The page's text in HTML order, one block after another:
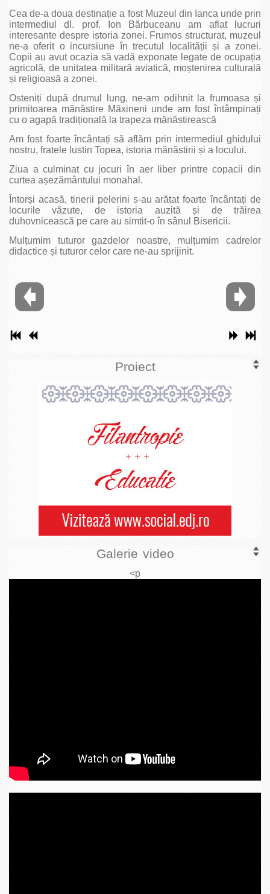
Cea de-a doua destinație a fost Muzeul din Ianca unde prin
intermediul dl. prof. Ion Bărbuceanu am aflat lucruri
interesante despre istoria zonei. Frumos structurat, muzeul
ne-a oferit o incursiune în trecutul localității și a zonei.
Copii au avut ocazia să vadă exponate legate de ocupația
agricolă, de unitatea militară aviatică, moștenirea culturală
și religioasă a zonei.
Osteniți după drumul lung, ne-am odihnit la frumoasa și
primitoarea mănăstire Măxineni unde am fost întâmpinați
cu o agapă tradițională la trapeza mănăstirească
Am fost foarte încântați să aflăm prin intermediul ghidului
nostru, fratele Iustin Topea, istoria mănăstirii și a locului.
Ziua a culminat cu jocuri în aer liber printre copacii din
curtea așezământului monahal.
Întorși acasă, tinerii pelerini s-au arătat foarte încântați de
locurile văzute, de istoria auzită și de trăirea
duhovnicească pe care au simtit-o în sânul Bisericii.
Mulțumim tuturor gazdelor noastre, mulțumim cadrelor
didactice și tuturor celor care ne-au sprijinit.
Proiect
Galerie video
<p